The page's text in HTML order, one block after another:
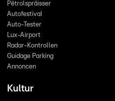
Pëtrolspräisser
Autofestival
Auto-Tester
Lux-Airport
Radar-Kontrollen
Guidage Parking
Annoncen
Kultur